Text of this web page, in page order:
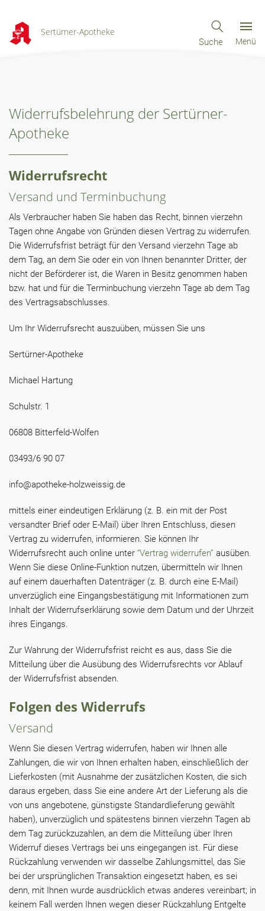
Sertürner-Apotheke
Suche Menü
Widerrufsbelehrung der Sertürner-
Apotheke
Widerrufsrecht
Versand und Terminbuchung
Als Verbraucher haben Sie haben das Recht, binnen vierzehn
Tagen ohne Angabe von Gründen diesen Vertrag zu widerrufen.
Die Widerrufsfrist beträgt für den Versand vierzehn Tage ab
dem Tag, an dem Sie oder ein von Ihnen benannter Dritter, der
nicht der Beförderer ist, die Waren in Besitz genommen haben
bzw. hat und für die Terminbuchung vierzehn Tage ab dem Tag
des Vertragsabschlusses.
Um Ihr Widerrufsrecht auszuüben, müssen Sie uns
Sertürner-Apotheke
Michael Hartung
Schulstr. 1
06808 Bitterfeld-Wolfen
03493/6 90 07
info@apotheke-holzweissig.de
mittels einer eindeutigen Erklärung (z. B. ein mit der Post
versandter Brief oder E-Mail) über Ihren Entschluss, diesen
Vertrag zu widerrufen, informieren. Sie können Ihr
Widerrufsrecht auch online unter “Vertrag widerrufen” ausüben.
Wenn Sie diese Online-Funktion nutzen, übermitteln wir Ihnen
auf einem dauerhaften Datenträger (z. B. durch eine E-Mail)
unverzüglich eine Eingangsbestätigung mit Informationen zum
Inhalt der Widerrufserklärung sowie dem Datum und der Uhrzeit
ihres Eingangs.
Zur Wahrung der Widerrufsfrist reicht es aus, dass Sie die
Mitteilung über die Ausübung des Widerrufsrechts vor Ablauf
der Widerrufsfrist absenden.
Folgen des Widerrufs
Versand
Wenn Sie diesen Vertrag widerrufen, haben wir Ihnen alle
Zahlungen, die wir von Ihnen erhalten haben, einschließlich der
Lieferkosten (mit Ausnahme der zusätzlichen Kosten, die sich
daraus ergeben, dass Sie eine andere Art der Lieferung als die
von uns angebotene, günstigste Standardlieferung gewählt
haben), unverzüglich und spätestens binnen vierzehn Tagen ab
dem Tag zurückzuzahlen, an dem die Mitteilung über Ihren
Widerruf dieses Vertrags bei uns eingegangen ist. Für diese
Rückzahlung verwenden wir dasselbe Zahlungsmittel, das Sie
bei der ursprünglichen Transaktion eingesetzt haben, es sei
denn, mit Ihnen wurde ausdrücklich etwas anderes vereinbart; in
keinem Fall werden Ihnen wegen dieser Rückzahlung Entgelte